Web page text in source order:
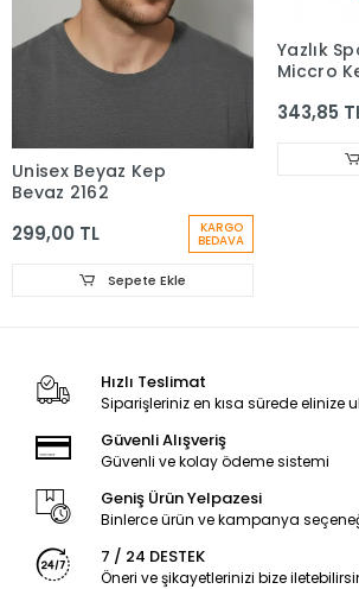
Unisex Beyaz Kep
Beyaz 2162
299,00 TL KARGO
BEDAVA
Sepete Ekle
Yazlık
Miccro
343,85
Hızlı Teslimat
Siparişleriniz en kısa sürede elinize
Güvenli Alışveriş
Güvenli ve kolay ödeme sistemi
Geniş Ürün Yelpazesi
Binlerce ürün ve kampanya
7 / 24 DESTEK
Öneri ve şikayetlerinizi bize